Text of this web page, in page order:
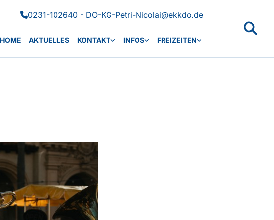
0231-102640 - DO-KG-Petri-Nicolai@ekkdo.de
HOME AKTUELLES KONTAKT INFOS FREIZEITEN